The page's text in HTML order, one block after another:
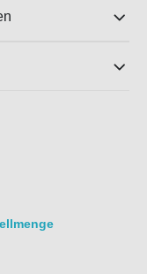
Wert ein oder